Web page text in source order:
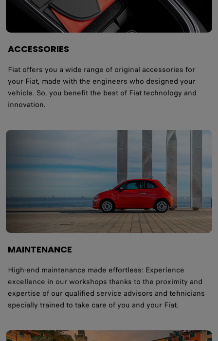
ACCESSORIES
Fiat offers you a wide range of original accessories for
your Fiat, made with the engineers who designed your
vehicle. So, you benefit the best of Fiat technology and
innovation.
MAINTENANCE
High-end maintenance made effortless: Experience
excellence in our workshops thanks to the proximity and
expertise of our qualified service advisors and tehnicians
specially trained to take care of you and your Fiat.